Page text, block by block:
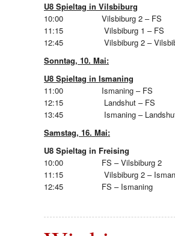
U8 Spieltag in Vilsbiburg
10:00 Vilsbiburg 2 – FS
11:15 Vilsbiburg 1 – FS
12:45 Vilsbiburg 2 –
Sonntag, 10. Mai:
U8 Spieltag in Ismaning
11:00 Ismaning – FS
12:15 Landshut – FS
13:45 Ismaning –
Samstag, 16. Mai:
U8 Spieltag in Freising
10:00 FS – Vilsbiburg 2
11:15 Vilsbiburg 2 –
12:45 FS –